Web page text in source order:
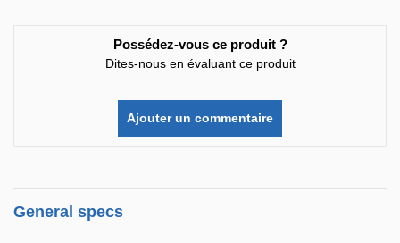
Possédez-vous ce produit ?
Dites-nous en évaluant ce produit
Ajouter un commentaire
General specs